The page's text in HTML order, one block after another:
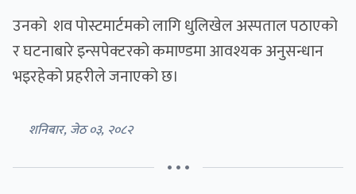
उनको शव पोस्टमार्टमको लागि धुलिखेल अस्पताल पठाएको
र घटनाबारे इन्सपेक्टरको कमाण्डमा आवश्यक अनुसन्धान
भइरहेको प्रहरीले जनाएको छ।
शनिबार, जेठ ०३, २०८२
• • •